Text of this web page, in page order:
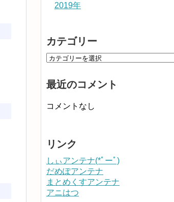
2019年
カテゴリー
最近のコメント
コメントなし
リンク
しぃアンテナ(*ﾟーﾟ)
だめぽアンテナ
まとめくすアンテナ
アニはつ